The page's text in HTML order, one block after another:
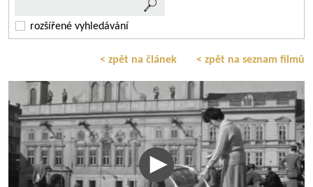
rozšířené vyhledávání
< zpět na článek < zpět na seznam filmů